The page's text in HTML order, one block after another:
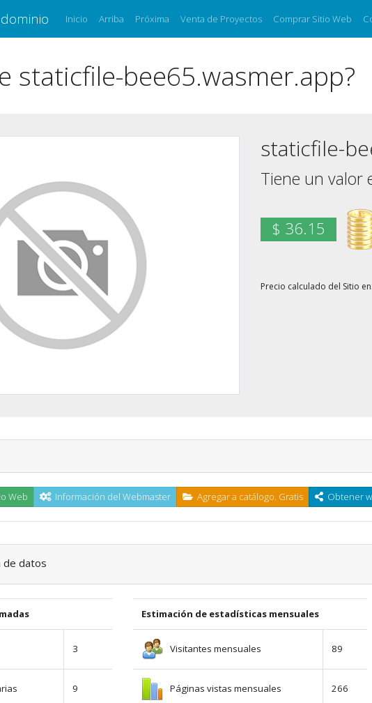
Inicio Arriba Próxima Venta de Proyectos Comprar Sitio Web
staticfile-bee65.wasmer.app?
staticfile-
Tiene un valor
$ 36.15
Precio calculado del Sitio
Web Información del Webmaster Agregar a catálogo. Gratis Obtener
de datos
3
9
Estimación de estadísticas mensuales
Visitantes mensuales 89
Páginas vistas mensuales 266